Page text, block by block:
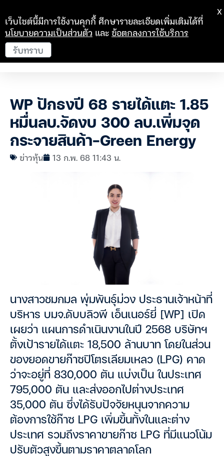
WP ปักธงปี 68 รายได้แตะ 1.85
หมื่นลบ.จัดงบ 300 ลบ.เพิ่มจุด
กระจายสินค้า-Green Energy
ข่าวหุ้น 13 ก.พ. 68 11:43 น.
นางสาวชมกมล พุ่มพันธุ์ม่วง ประธานเจ้าหน้าที่
บริหาร บมจ.ดับบลิวพี เอ็นเนอร์ยี่ [WP] เปิด
เผยว่า แผนการดำเนินงานในปี 2568 บริษัทฯ
ตั้งเป้ารายได้แตะ 18,500 ล้านบาท โดยในส่วน
ของยอดขายก๊าซปิโตรเลียมเหลว (LPG) คาด
ว่าจะอยู่ที่ 830,000 ตัน แบ่งเป็น ในประเทศ
795,000 ตัน และส่งออกไปต่างประเทศ
35,000 ตัน ซึ่งได้รับปัจจัยหนุนจากความ
ต้องการใช้ก๊าซ LPG เพิ่มขึ้นทั้งในและต่าง
ประเทศ รวมถึงราคาขายก๊าซ LPG ที่มีแนวโน้ม
ปรับตัวสูงขึ้นตามราคาตลาดโลก
เว็บไซต์นี้มีการใช้งานคุกกี้ ศึกษารายละเอียดเพิ่มเติมได้ที่
นโยบายความเป็นส่วนตัว และข้อตกลงการใช้บริการ
รับทราบ
X